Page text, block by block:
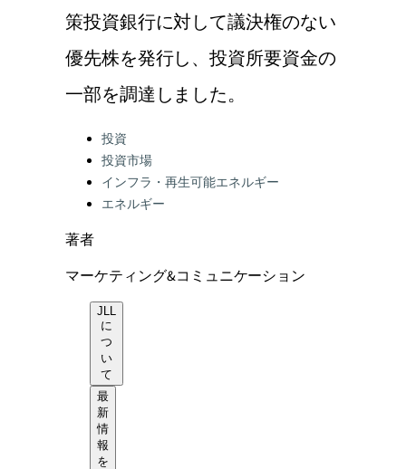
策投資銀行に対して議決権のない
優先株を発行し、投資所要資金の
一部を調達しました。
Categories:
投資
投資市場
インフラ・再生可能エネルギー
エネルギー
著者
マーケティング&コミュニケーション
JLL
に
つ
い
て
最
新
情
報
を